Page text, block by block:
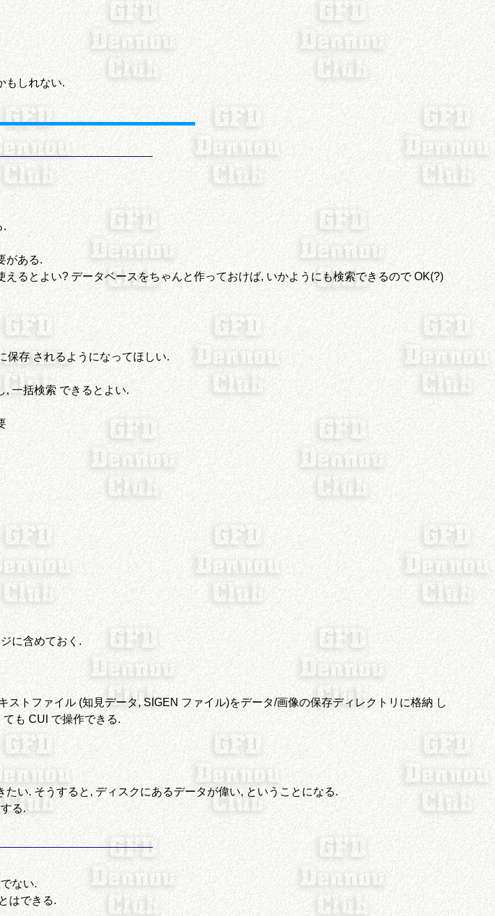
もしれない.
.
がある.
るとよい? データベースをちゃんと作っておけば, いかようにも検索できるので OK(?)
保存 されるようになってほしい.
, 一括検索 できるとよい.
に含めておく.
トファイル (知見データ, SIGEN ファイル)をデータ/画像の保存ディレクトリに格納 し
も CUI で操作できる.
い. そうすると, ディスクにあるデータが偉い, ということになる.
る.
ない.
はできる.